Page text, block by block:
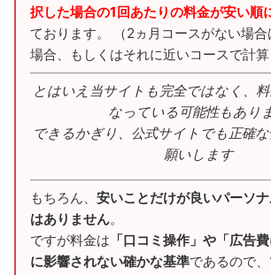
択した場合の1回あたりの料金が安い順
ております。 （2ヵ月コースがない場
場合、もしくはそれに近いコースで計算
とはいえ当サイトも完全ではなく、
なっている可能性もあり
できるかぎり、公式サイトでも正確
願いします
もちろん、 安いことだけが良いパーソ
はありません。
ですが料金は 「口コミ操作」や「広告
に影響されない確かな基準であるので